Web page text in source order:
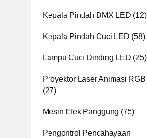
Kepala Pindah DMX LED (12)
Kepala Pindah Cuci LED (58)
Lampu Cuci Dinding LED (25)
Proyektor Laser Animasi RGB
(27)
Mesin Efek Panggung (75)
Pengontrol Pencahayaan